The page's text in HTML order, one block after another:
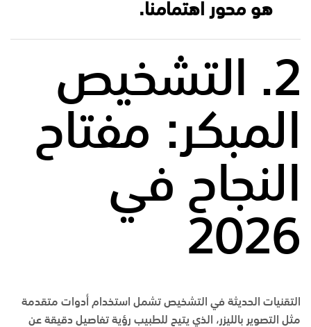
هو محور اهتمامنا.
2. التشخيص
المبكر: مفتاح
النجاح في
2026
التقنيات الحديثة في التشخيص تشمل استخدام أدوات متقدمة
مثل التصوير بالليزر، الذي يتيح للطبيب رؤية تفاصيل دقيقة عن